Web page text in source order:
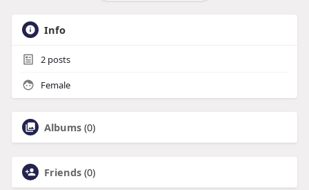
Info
2posts
Female
Albums (0)
Friends (0)